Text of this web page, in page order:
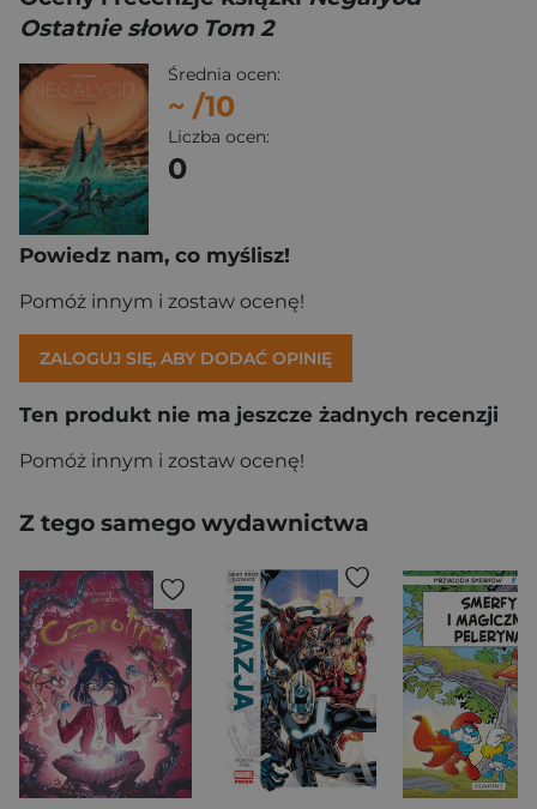
Ostatnie słowo Tom 2
Średnia ocen:
~ /10
Liczba ocen:
0
Powiedz nam, co myślisz!
Pomóż innym i zostaw ocenę!
ZALOGUJ SIĘ, ABY DODAĆ OPINIĘ
Ten produkt nie ma jeszcze żadnych recenzji
Pomóż innym i zostaw ocenę!
Z tego samego wydawnictwa